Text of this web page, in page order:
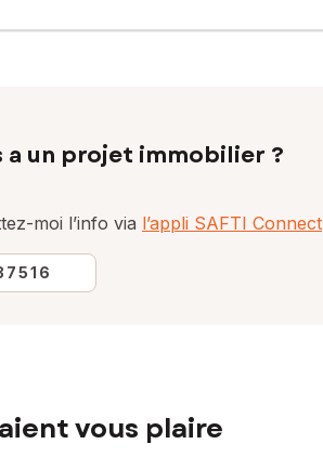
a un projet immobilier ?
moi l’info via l’appli SAFTI Connect
vous plaire